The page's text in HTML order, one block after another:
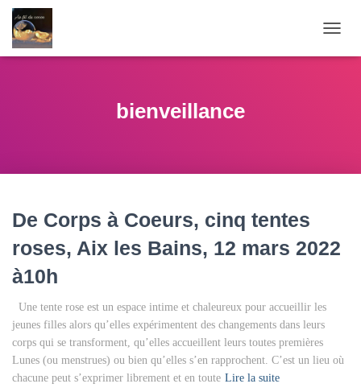
LA
bienveillance
De Corps à Coeurs, cinq tentes
roses, Aix les Bains, 12 mars 2022
à10h
Une tente rose est un espace intime et chaleureux pour accueillir les
jeunes filles alors qu’elles expérimentent des changements dans leurs
corps qui se transforment, qu’elles accueillent leurs toutes premières
Lunes (ou menstrues) ou bien qu’elles s’en rapprochent. C’est un lieu où
chacune peut s’exprimer librement et en toute Lire la suite